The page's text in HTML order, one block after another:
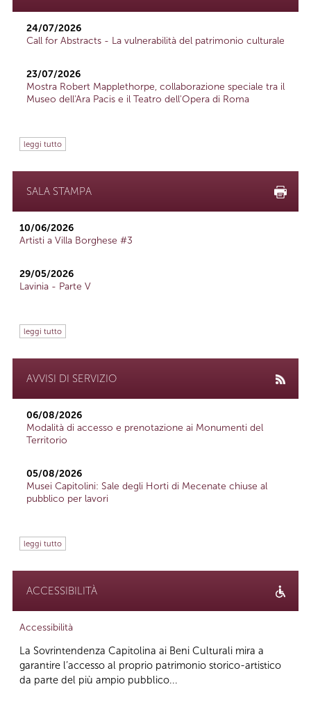
24/07/2026
Call for Abstracts - La vulnerabilità del patrimonio culturale
23/07/2026
Mostra Robert Mapplethorpe, collaborazione speciale tra il
Museo dell'Ara Pacis e il Teatro dell'Opera di Roma
leggi tutto
SALA STAMPA
10/06/2026
Artisti a Villa Borghese #3
29/05/2026
Lavinia - Parte V
leggi tutto
AVVISI DI SERVIZIO
06/08/2026
Modalità di accesso e prenotazione ai Monumenti del
Territorio
05/08/2026
Musei Capitolini: Sale degli Horti di Mecenate chiuse al
pubblico per lavori
leggi tutto
ACCESSIBILITÀ
Accessibilità
La Sovrintendenza Capitolina ai Beni Culturali mira a
garantire l’accesso al proprio patrimonio storico-artistico
da parte del più ampio pubblico...